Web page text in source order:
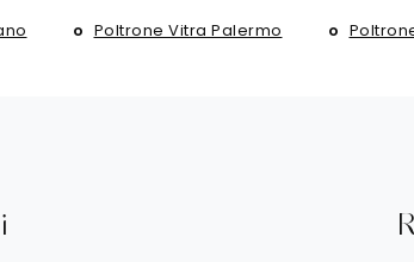
Poltrone Vitra Palermo